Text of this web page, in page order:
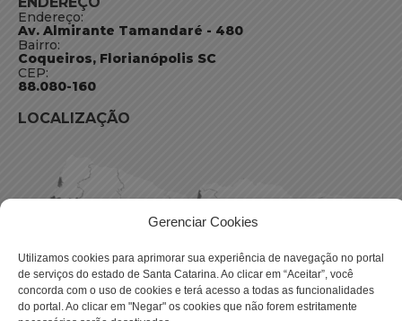
Gerenciar Cookies
Utilizamos cookies para aprimorar sua experiência de navegação no portal
de serviços do estado de Santa Catarina. Ao clicar em “Aceitar”, você
concorda com o uso de cookies e terá acesso a todas as funcionalidades
do portal. Ao clicar em "Negar" os cookies que não forem estritamente
Endereço:
Av. Almirante Tamandaré - 480
Bairro:
Coqueiros, Florianópolis SC
CEP:
88.080-160
LOCALIZAÇÃO